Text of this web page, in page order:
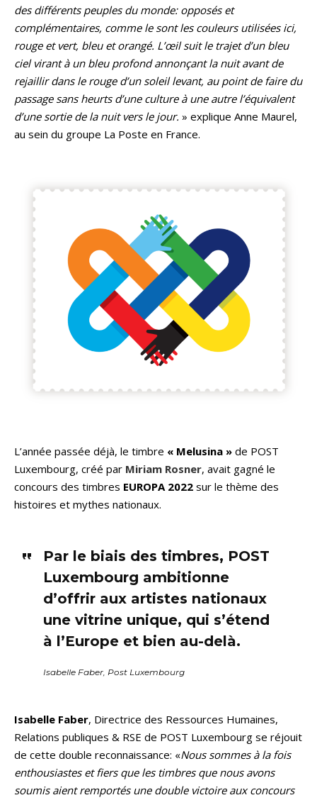
des différents peuples du monde: opposés et
complémentaires, comme le sont les couleurs utilisées ici,
rouge et vert, bleu et orangé. L’œil suit le trajet d’un bleu
ciel virant à un bleu profond annonçant la nuit avant de
rejaillir dans le rouge d’un soleil levant, au point de faire du
passage sans heurts d’une culture à une autre l’équivalent
d’une sortie de la nuit vers le jour. » explique Anne Maurel,
au sein du groupe La Poste en France.
L’année passée déjà, le timbre « Melusina » de POST
Luxembourg, créé par Miriam Rosner, avait gagné le
concours des timbres EUROPA 2022 sur le thème des
histoires et mythes nationaux.
Par le biais des timbres, POST
Luxembourg ambitionne
d’offrir aux artistes nationaux
une vitrine unique, qui s’étend
à l’Europe et bien au-delà.
Isabelle Faber, Post Luxembourg
Isabelle Faber, Directrice des Ressources Humaines,
Relations publiques & RSE de POST Luxembourg se réjouit
de cette double reconnaissance: «Nous sommes à la fois
enthousiastes et fiers que les timbres que nous avons
soumis aient remportés une double victoire aux concours